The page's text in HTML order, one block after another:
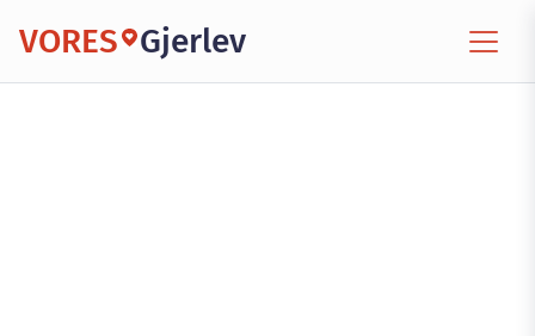
VORES Gjerlev